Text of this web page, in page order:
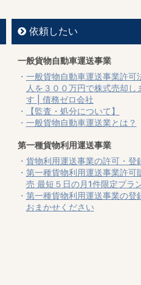
依頼したい
一般貨物自動車運送事業
一般貨物自動車運送事業許可
人を３００万円で株式売却し
す | 債務ゼロ会社
【監査・処分について】
一般貨物自動車運送業とは？
第一種貨物利用運送事業
貨物利用運送事業の許可・登
第一種貨物利用運送事業許可
売 最短５日の月1件限定プラ
第一種貨物利用運送事業の登
おまかせください